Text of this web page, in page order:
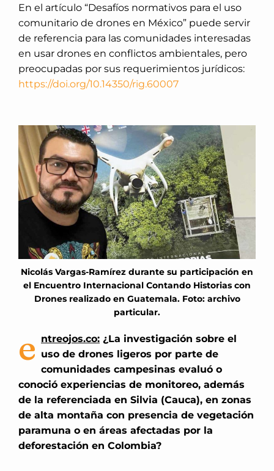
En el artículo “Desafíos normativos para el uso
comunitario de drones en México” puede servir
de referencia para las comunidades interesadas
en usar drones en conflictos ambientales, pero
preocupadas por sus requerimientos jurídicos:
https://doi.org/10.14350/rig.60007
Nicolás Vargas-Ramírez durante su participación en
el Encuentro Internacional Contando Historias con
Drones realizado en Guatemala. Foto: archivo
particular.
e ntreojos.co: ¿La investigación sobre el
uso de drones ligeros por parte de
comunidades campesinas evaluó o
conoció experiencias de monitoreo, además
de la referenciada en Silvia (Cauca), en zonas
de alta montaña con presencia de vegetación
paramuna o en áreas afectadas por la
deforestación en Colombia?